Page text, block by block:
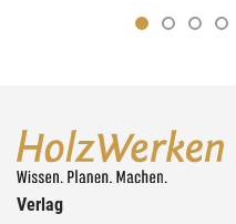
Verlag